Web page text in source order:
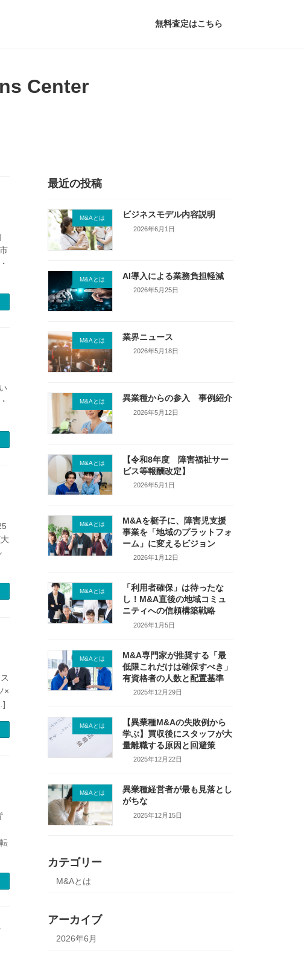
無料査定はこちら
Center
×
最近の投稿
M&Aとは ビジネスモデル内容説明
2026年6月1日
M&Aとは AI導入による業務負担軽減
2026年5月25日
M&Aとは 業界ニュース
2026年5月18日
M&Aとは 異業種からの参入 事例紹介
2026年5月12日
M&Aとは
【令和8年度 障害福祉サー
ビス等報酬改定】
2026年5月1日
M&Aとは
M&Aを梃子に、障害児支援
事業を「地域のプラットフォ
ーム」に変えるビジョン
2026年1月12日
M&Aとは
「利用者確保」は待ったな
し！M&A直後の地域コミュ
ニティへの信頼構築戦略
2026年1月5日
M&Aとは
M&A専門家が推奨する「最
低限これだけは確保すべき」
有資格者の人数と配置基準
2025年12月29日
M&Aとは
【異業種M&Aの失敗例から
学ぶ】買収後にスタッフが大
量離職する原因と回避策
2025年12月22日
M&Aとは
異業種経営者が最も見落とし
がちな
2025年12月15日
カテゴリー
M&Aとは
アーカイブ
2026年6月